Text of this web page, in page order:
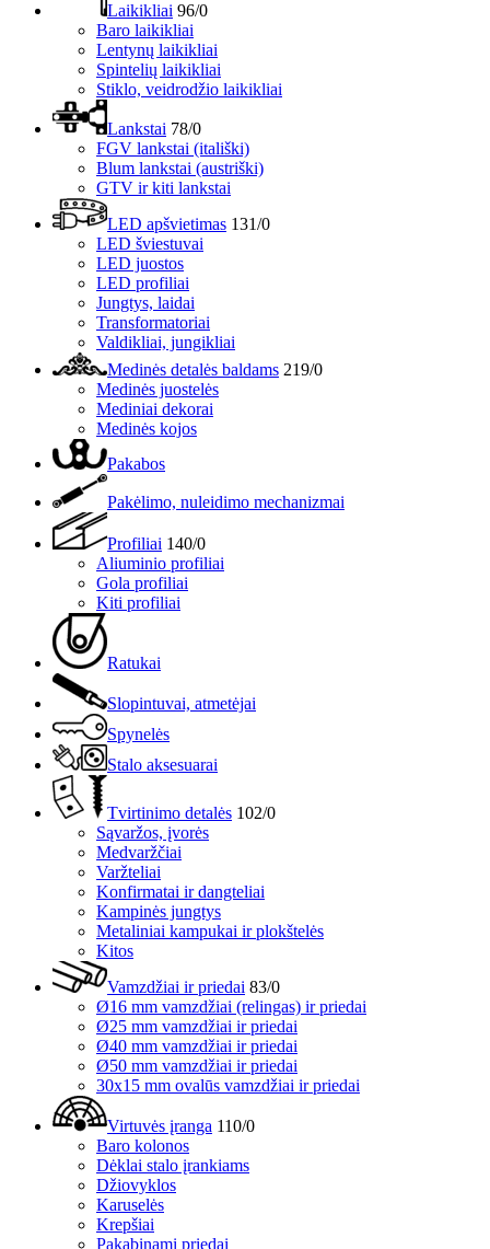
Laikikliai 96/0
Baro laikikliai
Lentynų laikikliai
Spintelių laikikliai
Stiklo, veidrodžio laikikliai
Lankstai 78/0
FGV lankstai (itališki)
Blum lankstai (austriški)
GTV ir kiti lankstai
LED apšvietimas 131/0
LED šviestuvai
LED juostos
LED profiliai
Jungtys, laidai
Transformatoriai
Valdikliai, jungikliai
Medinės detalės baldams 219/0
Medinės juostelės
Mediniai dekorai
Medinės kojos
Pakabos
Pakėlimo, nuleidimo mechanizmai
Profiliai 140/0
Aliuminio profiliai
Gola profiliai
Kiti profiliai
Ratukai
Slopintuvai, atmetėjai
Spynelės
Stalo aksesuarai
Tvirtinimo detalės 102/0
Sąvaržos, įvorės
Medvaržčiai
Varžteliai
Konfirmatai ir dangteliai
Kampinės jungtys
Metaliniai kampukai ir plokštelės
Kitos
Vamzdžiai ir priedai 83/0
Ø16 mm vamzdžiai (relingas) ir priedai
Ø25 mm vamzdžiai ir priedai
Ø40 mm vamzdžiai ir priedai
Ø50 mm vamzdžiai ir priedai
30x15 mm ovalūs vamzdžiai ir priedai
Virtuvės įranga 110/0
Baro kolonos
Dėklai stalo įrankiams
Džiovyklos
Karuselės
Krepšiai
Pakabinami priedai